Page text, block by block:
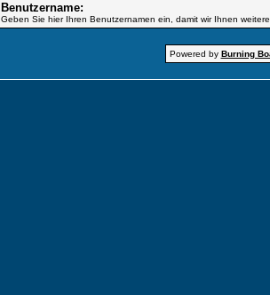
Benutzername:
Geben Sie hier Ihren Benutzernamen ein, damit wir Ihnen
Powered by Burning